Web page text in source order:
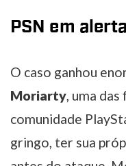
PSN em
O caso ganhou
Moriarty, uma das
comunidade
gringo, ter sua